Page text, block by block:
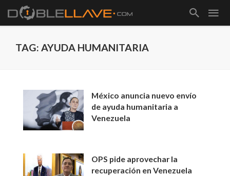
TAG: AYUDA HUMANITARIA
México anuncia nuevo envío
de ayuda humanitaria a
Venezuela
OPS pide aprovechar la
recuperación en Venezuela